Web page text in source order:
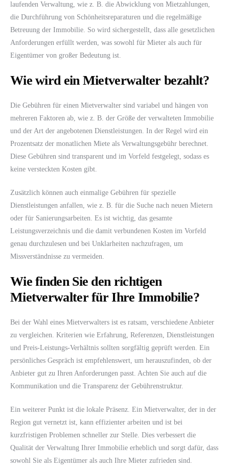
laufenden Verwaltung, wie z. B. die Abwicklung von Mietzahlungen,
die Durchführung von Schönheitsreparaturen und die regelmäßige
Betreuung der Immobilie. So wird sichergestellt, dass alle gesetzlichen
Anforderungen erfüllt werden, was sowohl für Mieter als auch für
Eigentümer von großer Bedeutung ist.
Wie wird ein Mietverwalter bezahlt?
Die Gebühren für einen Mietverwalter sind variabel und hängen von
mehreren Faktoren ab, wie z. B. der Größe der verwalteten Immobilie
und der Art der angebotenen Dienstleistungen. In der Regel wird ein
Prozentsatz der monatlichen Miete als Verwaltungsgebühr berechnet.
Diese Gebühren sind transparent und im Vorfeld festgelegt, sodass es
keine versteckten Kosten gibt.
Zusätzlich können auch einmalige Gebühren für spezielle
Dienstleistungen anfallen, wie z. B. für die Suche nach neuen Mietern
oder für Sanierungsarbeiten. Es ist wichtig, das gesamte
Leistungsverzeichnis und die damit verbundenen Kosten im Vorfeld
genau durchzulesen und bei Unklarheiten nachzufragen, um
Missverständnisse zu vermeiden.
Wie finden Sie den richtigen
Mietverwalter für Ihre Immobilie?
Bei der Wahl eines Mietverwalters ist es ratsam, verschiedene Anbieter
zu vergleichen. Kriterien wie Erfahrung, Referenzen, Dienstleistungen
und Preis-Leistungs-Verhältnis sollten sorgfältig geprüft werden. Ein
persönliches Gespräch ist empfehlenswert, um herauszufinden, ob der
Anbieter gut zu Ihren Anforderungen passt. Achten Sie auch auf die
Kommunikation und die Transparenz der Gebührenstruktur.
Ein weiterer Punkt ist die lokale Präsenz. Ein Mietverwalter, der in der
Region gut vernetzt ist, kann effizienter arbeiten und ist bei
kurzfristigen Problemen schneller zur Stelle. Dies verbessert die
Qualität der Verwaltung Ihrer Immobilie erheblich und sorgt dafür, dass
sowohl Sie als Eigentümer als auch Ihre Mieter zufrieden sind.